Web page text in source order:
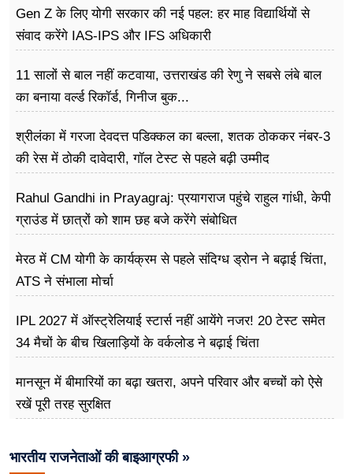
Gen Z के लिए योगी सरकार की नई पहल: हर माह विद्यार्थियों से
संवाद करेंगे IAS-IPS और IFS अधिकारी
11 सालों से बाल नहीं कटवाया, उत्तराखंड की रेणु ने सबसे लंबे बाल
का बनाया वर्ल्ड रिकॉर्ड, गिनीज बुक...
श्रीलंका में गरजा देवदत्त पडिक्कल का बल्ला, शतक ठोककर नंबर-3
की रेस में ठोकी दावेदारी, गॉल टेस्ट से पहले बढ़ी उम्मीद
Rahul Gandhi in Prayagraj: प्रयागराज पहुंचे राहुल गांधी, केपी
ग्राउंड में छात्रों को शाम छह बजे करेंगे संबोधित
मेरठ में CM योगी के कार्यक्रम से पहले संदिग्ध ड्रोन ने बढ़ाई चिंता,
ATS ने संभाला मोर्चा
IPL 2027 में ऑस्ट्रेलियाई स्टार्स नहीं आयेंगे नजर! 20 टेस्ट समेत
34 मैचों के बीच खिलाड़ियों के वर्कलोड ने बढ़ाई चिंता
मानसून में बीमारियों का बढ़ा खतरा, अपने परिवार और बच्चों को ऐसे
रखें पूरी तरह सुरक्षित
भारतीय राजनेताओं की बाइआग्रफी »